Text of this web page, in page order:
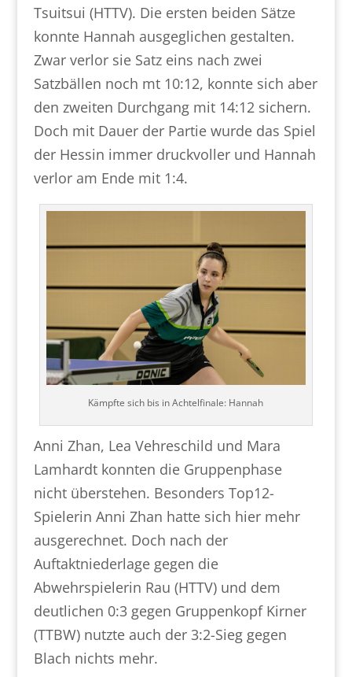
Tsuitsui (HTTV). Die ersten beiden Sätze
konnte Hannah ausgeglichen gestalten.
Zwar verlor sie Satz eins nach zwei
Satzbällen noch mt 10:12, konnte sich aber
den zweiten Durchgang mit 14:12 sichern.
Doch mit Dauer der Partie wurde das Spiel
der Hessin immer druckvoller und Hannah
verlor am Ende mit 1:4.
Kämpfte sich bis in Achtelfinale: Hannah
Anni Zhan, Lea Vehreschild und Mara
Lamhardt konnten die Gruppenphase
nicht überstehen. Besonders Top12-
Spielerin Anni Zhan hatte sich hier mehr
ausgerechnet. Doch nach der
Auftaktniederlage gegen die
Abwehrspielerin Rau (HTTV) und dem
deutlichen 0:3 gegen Gruppenkopf Kirner
(TTBW) nutzte auch der 3:2-Sieg gegen
Blach nichts mehr.